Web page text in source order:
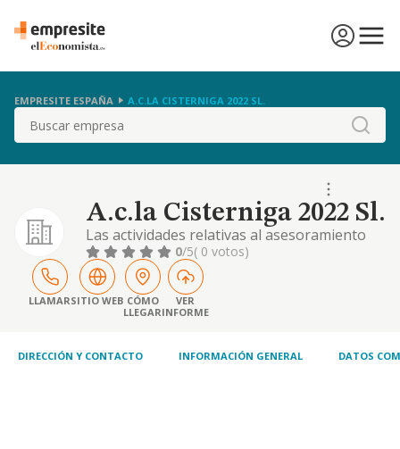
EMPRESITE ESPAÑA A.C.LA CISTERNIGA 2022 SL.
Buscar
A.c.la Cisterniga 2022 Sl.
Las actividades relativas al asesoramiento
financiero, así como la promoción,
asesoramiento y mediación como agentes
en la formación de contratos de seguro en
sus diferentes ramas, la asistencia al
tomador, asegurado o beneficiario del
contratación, con s
0/5( 0 votos)
LLAMARSITIO WEB CÓMO
LLEGAR
VER
INFORME
DIRECCIÓN Y CONTACTO INFORMACIÓN GENERAL DATOS